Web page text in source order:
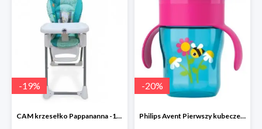
-19%
CAM krzesełko Pappananna -19%
-20%
Philips Avent Pierwszy kubeczek 260 ml -20%